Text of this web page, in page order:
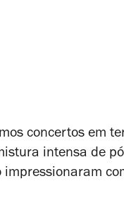
concertos em
intensa de